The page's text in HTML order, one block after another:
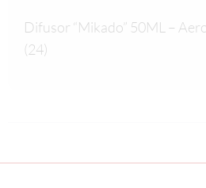
Difusor “Mikado” 50ML –
(24)